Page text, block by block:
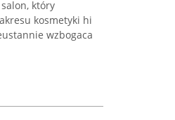
który
kosmetyki hi
wzbogaca